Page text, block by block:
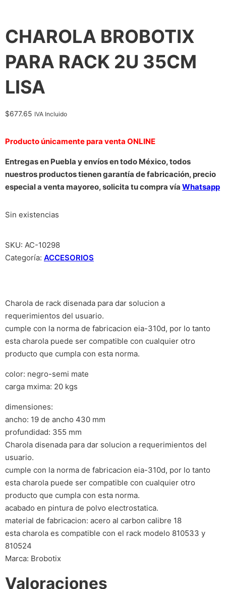
CHAROLA BROBOTIX
PARA RACK 2U 35CM
LISA
$677.65 IVA Incluido
Producto únicamente para venta ONLINE
Entregas en Puebla y envíos en todo México, todos
nuestros productos tienen garantía de fabricación, precio
especial a venta mayoreo, solicita tu compra vía Whatsapp
Sin existencias
SKU: AC-10298
Categoría: ACCESORIOS
Charola de rack disenada para dar solucion a
requerimientos del usuario.
cumple con la norma de fabricacion eia-310d, por lo tanto
esta charola puede ser compatible con cualquier otro
producto que cumpla con esta norma.
color: negro-semi mate
carga mxima: 20 kgs
dimensiones:
ancho: 19 de ancho 430 mm
profundidad: 355 mm
Charola disenada para dar solucion a requerimientos del
usuario.
cumple con la norma de fabricacion eia-310d, por lo tanto
esta charola puede ser compatible con cualquier otro
producto que cumpla con esta norma.
acabado en pintura de polvo electrostatica.
material de fabricacion: acero al carbon calibre 18
esta charola es compatible con el rack modelo 810533 y
810524
Marca: Brobotix
Valoraciones